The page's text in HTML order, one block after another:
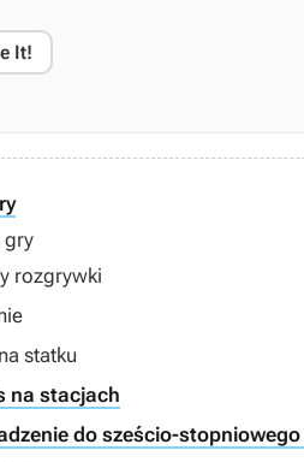
It!
gry
rozgrywki
statku
na stacjach
do sześcio-